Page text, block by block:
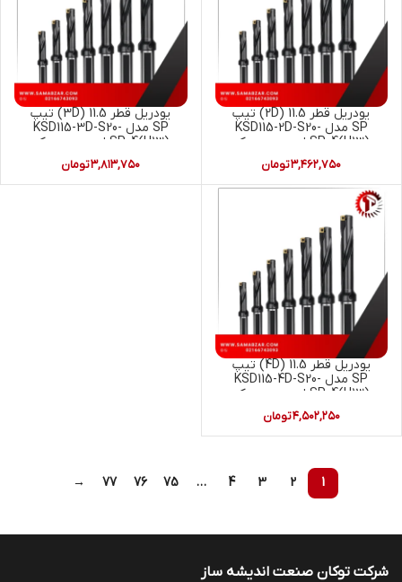
یودریل قطر 11.5 (2D) تیپ
SP مدل KSD115-2D-S20-
SP04(H13) ای سی سی کی
ACCKEE (U-DRILL)
۳,۴۶۲,۷۵۰تومان
یودریل قطر 11.5 (3D) تیپ
SP مدل KSD115-3D-S20-
SP04(H13) ای سی سی کی
ACCKEE (U-DRILL)
۳,۸۱۳,۷۵۰تومان
یودریل قطر 11.5 (4D) تیپ
SP مدل KSD115-4D-S20-
SP04(H13) ای سی سی کی
ACCKEE (U-DRILL)
۴,۵۰۲,۲۵۰تومان
1
2
3
4
…
75
76
77
→
شرکت توکان صنعت اندیشه ساز